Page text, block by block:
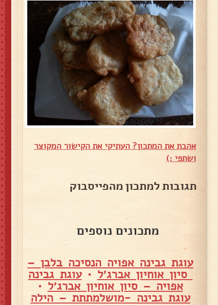
אהבת את המתכון? העתיקי את הקישור המקוצר
ושתפי :)
תגובות למתכון מהפייסבוק
מתכונים נוספים
עוגת גבינה אפויה הנסיכה בלבן –
סיון אוחיון אברג׳ל •עוגת גבינה
אפויה – סיון אוחיון אברג׳ל •
עוגת גבינה -מושלמתתת – הילה